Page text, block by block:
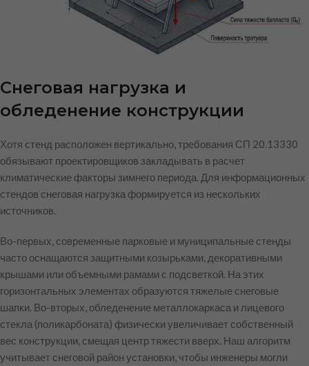
Снеговая нагрузка и
обледенение конструкции
Хотя стенд расположен вертикально, требования СП 20.13330
обязывают проектировщиков закладывать в расчет
климатические факторы зимнего периода. Для информационных
стендов снеговая нагрузка формируется из нескольких
источников.
Во-первых, современные парковые и муниципальные стенды
часто оснащаются защитными козырьками, декоративными
крышами или объемными рамами с подсветкой. На этих
горизонтальных элементах образуются тяжелые снеговые
шапки. Во-вторых, обледенение металлокаркаса и лицевого
стекла (поликарбоната) физически увеличивает собственный
вес конструкции, смещая центр тяжести вверх. Наш алгоритм
учитывает снеговой район установки, чтобы инженеры могли